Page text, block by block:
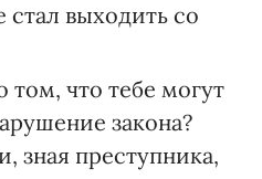
стал выходить со
что тебе могут
закона?
зная преступника,